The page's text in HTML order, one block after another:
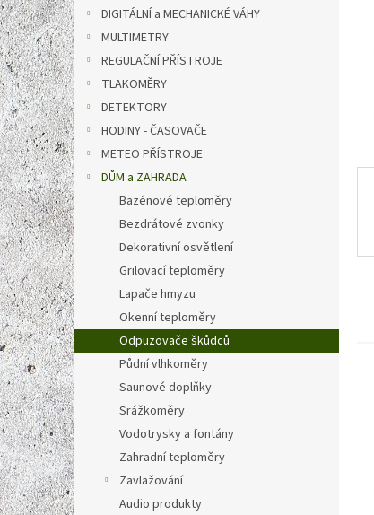
e
l
DIGITÁLNÍ a MECHANICKÉ VÁHY
MULTIMETRY
REGULAČNÍ PŘÍSTROJE
TLAKOMĚRY
DETEKTORY
HODINY - ČASOVAČE
METEO PŘÍSTROJE
DŮM a ZAHRADA
Bazénové teploměry
Bezdrátové zvonky
Dekorativní osvětlení
Grilovací teploměry
Lapače hmyzu
Okenní teploměry
Odpuzovače škůdců
Půdní vlhkoměry
Saunové doplňky
Srážkoměry
Vodotrysky a fontány
Zahradní teploměry
Zavlažování
Audio produkty